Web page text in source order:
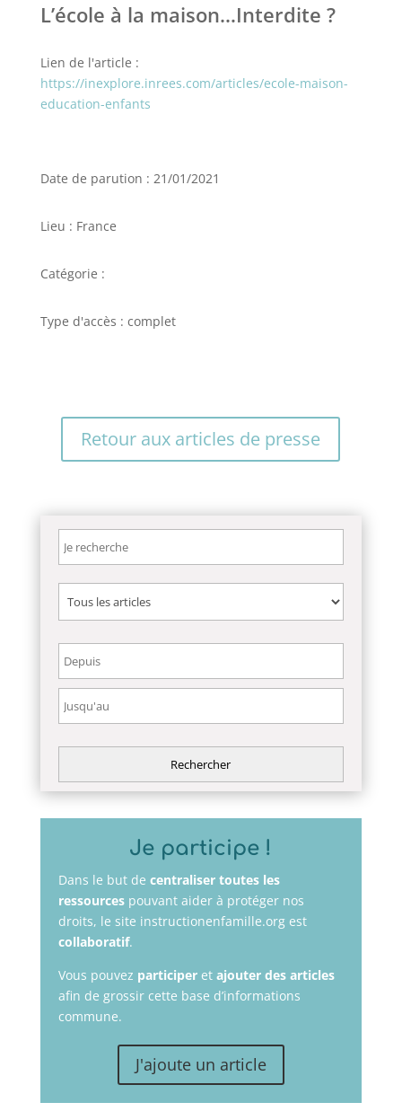
L’école à la maison…Interdite ?
Lien de l'article :
https://inexplore.inrees.com/articles/ecole-maison-
education-enfants
Date de parution : 21/01/2021
Lieu : France
Catégorie :
Type d'accès : complet
Retour aux articles de presse
Je participe !
Dans le but de centraliser toutes les
ressourcespouvant aider à protéger nos
droits, le site instructionenfamille.org est
collaboratif.
Vous pouvez participeret ajouter des articles
afin de grossir cette base d’informations
commune.
J'ajoute un article